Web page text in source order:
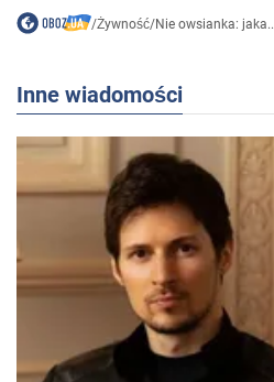
/Żywność/Nie owsianka:
Inne wiadomości